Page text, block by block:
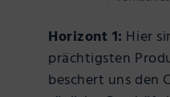
Horizont 1: Hier
prächtigsten
beschert uns den